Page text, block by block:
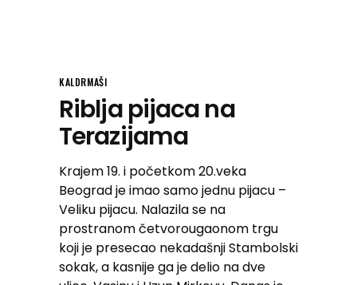
KALDRMAŠI
Riblja pijaca na
Terazijama
Krajem 19. i početkom 20.veka
Beograd je imao samo jednu pijacu –
Veliku pijacu. Nalazila se na
prostranom četvorougaonom trgu
koji je presecao nekadašnji Stambolski
sokak, a kasnije ga je delio na dve